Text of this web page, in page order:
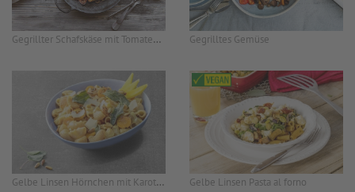
Gegrillter Schafskäse mit Tomatenscheiben Gegrilltes Gemüse
Gelbe Linsen Hörnchen mit Karotten, Salbei und Mango-Hafercreme Gelbe Linsen Pasta al forno